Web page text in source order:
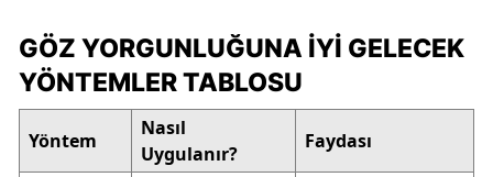
GÖZ YORGUNLUĞUNA İYI GELECEK
YÖNTEMLER TABLOSU
Yöntem
Nasıl
Uygulanır?
Faydası